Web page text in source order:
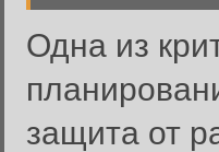
Одна из
защита от